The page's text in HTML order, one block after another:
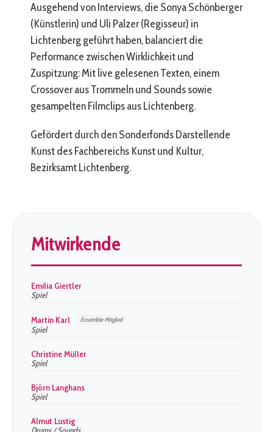
Ausgehend von Interviews, die Sonya Schönberger
(Künstlerin) und Uli Palzer (Regisseur) in
Lichtenberg geführt haben, balanciert die
Performance zwischen Wirklichkeit und
Zuspitzung: Mit live gelesenen Texten, einem
Crossover aus Trommeln und Sounds sowie
gesampelten Filmclips aus Lichtenberg.
Gefördert durch den Sonderfonds Darstellende
Kunst des Fachbereichs Kunst und Kultur,
Bezirksamt Lichtenberg.
Mitwirkende
Emilia Giertler
Spiel
Martin Karl Ensemble-Mitglied
Spiel
Christine Müller
Spiel
Björn Langhans
Spiel
Almut Lustig